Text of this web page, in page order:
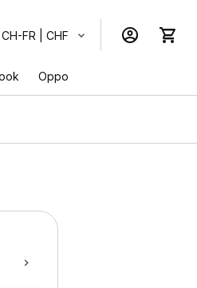
CH-FR | CHF
Oppo